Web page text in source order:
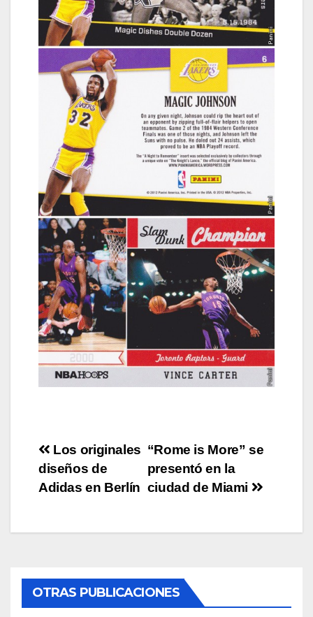
Post
navigation
“Rome is More” se
presentó en la
ciudad de Miami
Los originales
diseños de
Adidas en Berlín
OTRAS PUBLICACIONES